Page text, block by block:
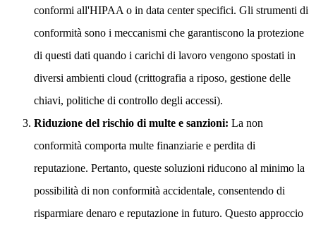
conformi all'HIPAA o in data center specifici. Gli strumenti di
conformità sono i meccanismi che garantiscono la protezione
di questi dati quando i carichi di lavoro vengono spostati in
diversi ambienti cloud (crittografia a riposo, gestione delle
chiavi, politiche di controllo degli accessi).
Riduzione del rischio di multe e sanzioni: La non
conformità comporta multe finanziarie e perdita di
reputazione. Pertanto, queste soluzioni riducono al minimo la
possibilità di non conformità accidentale, consentendo di
risparmiare denaro e reputazione in futuro. Questo approccio